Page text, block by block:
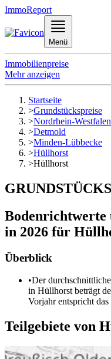
ImmoReport
Menü
Immobilienpreise
Mehr anzeigen
Startseite
>Grundstückspreise
>Nordrhein-Westfalen
>Detmold
>Minden-Lübbecke
>Hüllhorst
>Hüllhorst
Bodenrichtwerte
in 2026 für
Überblick
•Der
in Hüllhorst beträgt
Vorjahr entspricht
Teilgebiete von